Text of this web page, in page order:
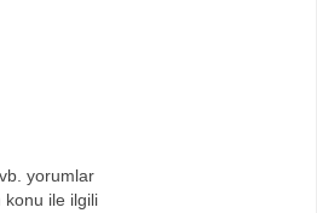
yorumlar
konu ile ilgili